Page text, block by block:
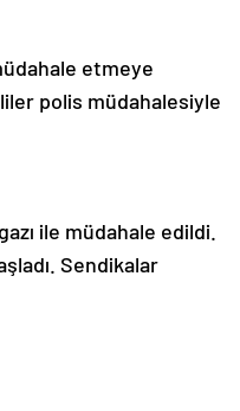
etmeye
polis müdahalesiyle
ile müdahale edildi.
Sendikalar